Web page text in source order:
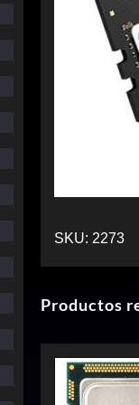
SKU: 2273
Productos